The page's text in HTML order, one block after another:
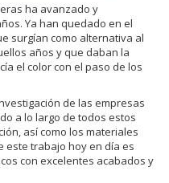
ha avanzado y
Ya han quedado en el
surgían como alternativa al
años y que daban la
el color con el paso de los
de las empresas
a lo largo de todos estos
así como los materiales
este trabajo hoy en día es
con excelentes acabados y